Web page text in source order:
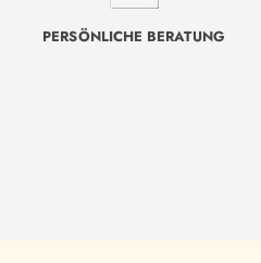
PERSÖNLICHE BERATUNG